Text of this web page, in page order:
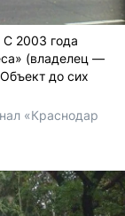
С 2003 года
(владелец —
до сих
«Краснодар